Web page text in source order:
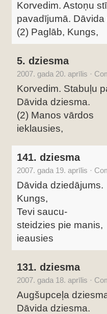
Korvedim. Astoņu
pavadījumā. Dāvida
(2) Paglāb, Kungs,
5. dziesma
2007. gada 20. aprīlis ·
Korvedim. Stabuļu
Dāvida dziesma.
(2) Manos vārdos
ieklausies,
141. dziesma
2007. gada 19. aprīlis ·
Dāvida dziedājums.
Kungs,
Tevi saucu-
steidzies pie manis,
ieausies
131. dziesma
2007. gada 18. aprīlis ·
Augšupceļa
Dāvida dziesma.